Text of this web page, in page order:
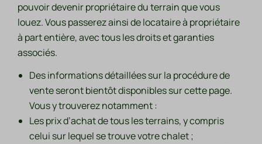
pouvoir devenir propriétaire du terrain que vous
louez. Vous passerez ainsi de locataire à propriétaire
à part entière, avec tous les droits et garanties
associés.
Des informations détaillées sur la procédure de
vente seront bientôt disponibles sur cette page.
Vous y trouverez notamment :
Les prix d’achat de tous les terrains, y compris
celui sur lequel se trouve votre chalet ;